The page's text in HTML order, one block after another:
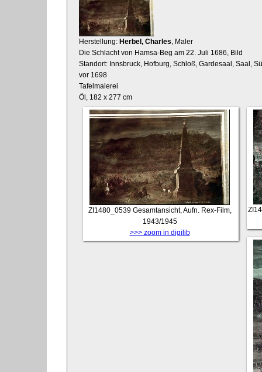
Herstellung: Herbel, Charles , Maler
Die Schlacht von Hamsa-Beg am 22. Juli 1686, Bild
Standort: Innsbruck, Hofburg, Schloß, Gardesaal, Saal,
vor 1698
Tafelmalerei
Öl, 182 x 277 cm
ZI1480_0539 Gesamtansicht, Aufn. Rex-Film,
1943/1945
>>> zoom in digilib